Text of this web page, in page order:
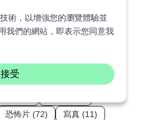
到，要不要繼續追？
恐怖片 (72) 寫真 (11)
術，以增強您的瀏覽體驗並
我們的網站，即表示您同意我
接受